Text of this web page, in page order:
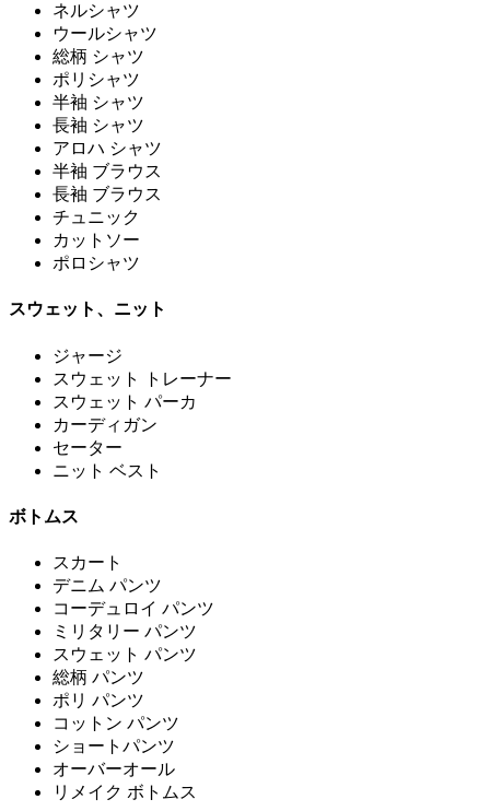
ネルシャツ
ウールシャツ
総柄 シャツ
ポリシャツ
半袖 シャツ
長袖 シャツ
アロハ シャツ
半袖 ブラウス
長袖 ブラウス
チュニック
カットソー
ポロシャツ
スウェット、ニット
ジャージ
スウェット トレーナー
スウェット パーカ
カーディガン
セーター
ニット ベスト
ボトムス
スカート
デニム パンツ
コーデュロイ パンツ
ミリタリー パンツ
スウェット パンツ
総柄 パンツ
ポリ パンツ
コットン パンツ
ショートパンツ
オーバーオール
リメイク ボトムス